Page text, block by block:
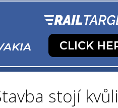
stojí kvůli